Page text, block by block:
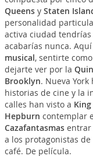
Queensy Staten
personalidad
activa ciudad
acabarías nunca.
musical, sentirte
dejarte ver por la
Brooklyn. Nueva
historias de cine y la
calles han visto a
Hepburn contemplar
Cazafantasmasentrar
a los protagonistas de
café. De película.